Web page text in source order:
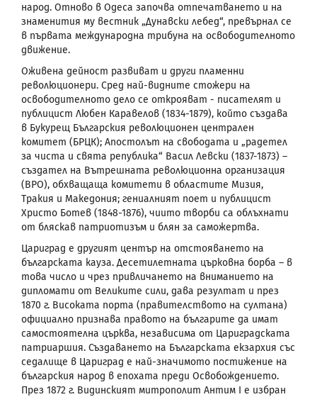
народ. Отново в Одеса започва отпечатването и на
знаменития му вестник „Дунавски лебед“, превърнал се
в първата международна трибуна на освободителното
движение.
Оживена дейност развиват и други пламенни
революционери. Сред най-видните стожери на
освободителното дело се открояват - писателят и
публицист Любен Каравелов (1834-1879), който създава
в Букурещ Българския революционен централен
комитет (БРЦК); Апостолът на свободата и „радетел
за чиста и свята република“ Васил Левски (1837-1873) –
създател на Вътрешната революционна организация
(ВРО), обхващаща комитети в областите Мизия,
Тракия и Македония; гениалният поет и публицист
Христо Ботев (1848-1876), чиито творби са облъхнати
от бляскав патриотизъм и блян за саможертва.
Цариград е другият център на отстояването на
българската кауза. Десетилетната църковна борба – в
това число и чрез привличането на вниманието на
дипломати от Великите сили, дава резултат и през
1870 г. Високата порта (правителството на султана)
официално признава правото на българите да имат
самостоятелна църква, независима от Цариградската
патриаршия. Създаването на Българската екзархия със
седалище в Цариград е най-значимото постижение на
българския народ в епохата преди Освобождението.
През 1872 г. Видинският митрополит Антим I е избран